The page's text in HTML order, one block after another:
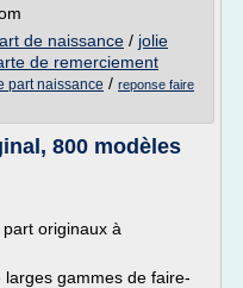
de naissance / jolie
de remerciement
part naissance / reponse faire
800 modèles
originaux à
gammes de faire-